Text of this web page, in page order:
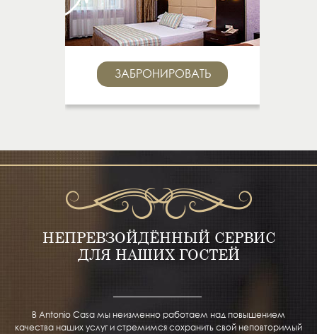
ЗАБРОНИРОВАТЬ
НЕПРЕВЗОЙДЁННЫЙ СЕРВИС
ДЛЯ НАШИХ ГОСТЕЙ
В Antonio Casa мы неизменно работаем над повышением
качества наших услуг и стремимся сохранить свой неповторимый